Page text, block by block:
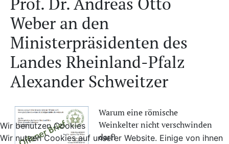
Weber an den
Ministerpräsidenten des
Landes Rheinland-Pfalz
Alexander Schweitzer
Warum eine römische
Weinkelter nicht verschwinden
darf!
Wir benutzen Cookies
Wir nutzen Cookies auf unserer Website. Einige von ihnen